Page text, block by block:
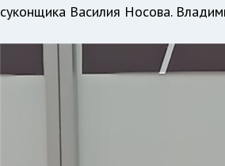
суконщика Василия Носова.